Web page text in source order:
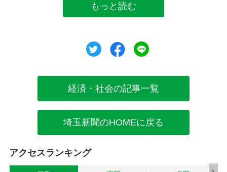
もっと読む
ツイートシェア
経済・社会の記事一覧
埼玉新聞のHOMEに戻る
アクセスランキング